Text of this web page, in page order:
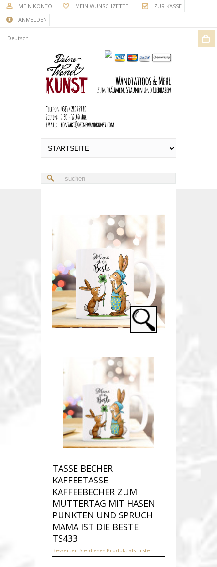
MEIN KONTO MEIN WUNSCHZETTEL
ZUR KASSE
ANMELDEN
Deutsch
TASSE BECHER
KAFFEETASSE
KAFFEEBECHER ZUM
MUTTERTAG MIT HASEN
PUNKTEN UND SPRUCH
MAMA IST DIE BESTE
TS433
Bewerten Sie dieses Produkt als Erster